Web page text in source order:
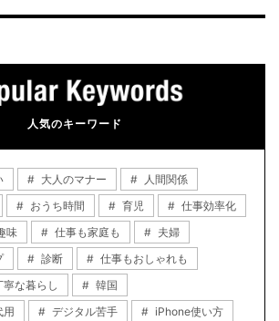
人気のキーワード
大人のマナー
人間関係
おうち時間 育児
仕事効率化
味 仕事も家庭も
夫婦
診断
仕事もおしゃれも
寧な暮らし
韓国
用
デジタル苦手
iPhone使い方